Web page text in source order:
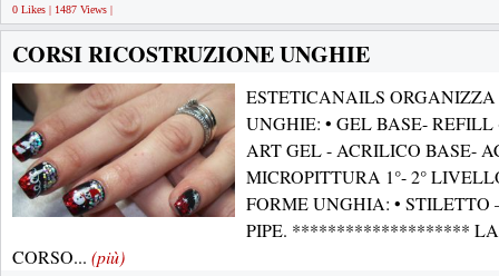
0 Likes | 1487 Views |
CORSI RICOSTRUZIONE UNGHIE
ESTETICANAILS
UNGHIE: • GEL BASE-
ART GEL - ACRILICO BASE-
MICROPITTURA 1°- 2°
FORME UNGHIA: •
PIPE. ******************** LA
CORSO... (più)